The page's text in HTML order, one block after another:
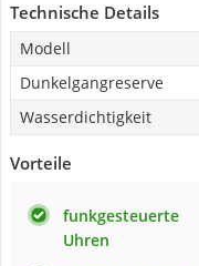
Technische Details
Modell
Dunkelgangreserve
Wasserdichtigkeit
Vorteile
funkgesteuerte
Uhren